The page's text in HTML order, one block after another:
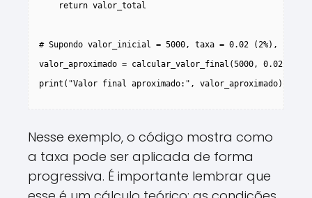
    return valor_total
# Supondo valor_inicial = 5000, taxa = 0.02 (2%),
valor_aproximado = calcular_valor_final(5000, 0.02, 12)
print("Valor final aproximado:", valor_aproximado)
Nesse exemplo, o código mostra como
a taxa pode ser aplicada de forma
progressiva. É importante lembrar que